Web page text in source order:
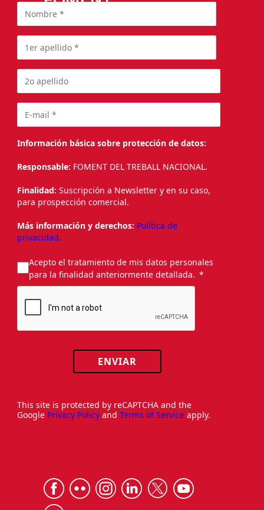
Información básica sobre protección de datos:
Responsable: FOMENT DEL TREBALL NACIONAL.
Finalidad: Suscripción a Newsletter y en su caso,
para prospección comercial.
Más información y derechos: Política de
privacidad.
Acepto el tratamiento de mis datos personales
para la finalidad anteriormente detallada.
ENVIAR
This site is protected by reCAPTCHA and the
Google Privacy Policy and Terms of Service apply.